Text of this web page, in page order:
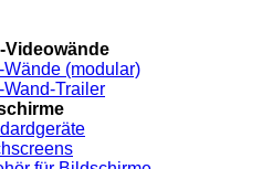
Videowände
Wände (modular)
Wand-Trailer